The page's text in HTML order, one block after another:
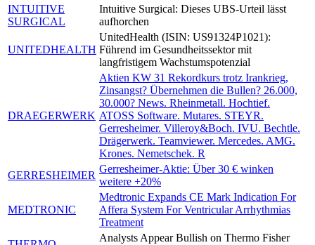
INTUITIVE
SURGICAL
Intuitive Surgical: Dieses UBS-Urteil lässt
aufhorchen
UNITEDHEALTH
UnitedHealth (ISIN: US91324P1021):
Führend im Gesundheitssektor mit
langfristigem Wachstumspotenzial
DRAEGERWERK
Aktien KW 31 Rekordkurs trotz Irankrieg,
Zinsangst? Übernehmen die Bullen? 26.000,
30.000? News. Rheinmetall. Hochtief.
ATOSS Software. Mutares. STEYR.
Gerresheimer. Villeroy&Boch. IVU. Bechtle.
Drägerwerk. Teamviewer. Mercedes. AMG.
Krones. Nemetschek. R
GERRESHEIMER
Gerresheimer-Aktie: Über 30 € winken
weitere +20%
MEDTRONIC
Medtronic Expands CE Mark Indication For
Affera System For Ventricular Arrhythmias
Treatment
Analysts Appear Bullish on Thermo Fisher